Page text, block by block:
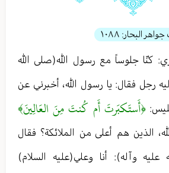
البحار: ١٠٨٨
كنّا جلوساً مع رسول الله(صلى الله
رجل فقال: يا رسول الله، أخبرني عن
﴿أَستَكبَرتَ أَم كُنتَ مِنَ العَالِينَ﴾
الذين هم أعلى من الملائكة؟ فقال
عليه وآله): أنا وعلي(عليه السلام)